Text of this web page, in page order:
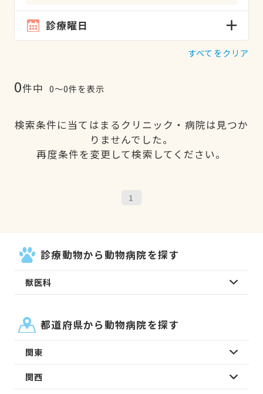
診療曜日
すべてをクリア
0件中 0〜0件を表示
検索条件に当てはまるクリニック・病院は見つか
りませんでした。
再度条件を変更して検索してください。
1
診療動物から動物病院を探す
獣医科
都道府県から動物病院を探す
関東
関西